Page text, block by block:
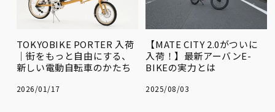
TOKYOBIKE PORTER 入荷
｜街をもっと自由にする、
新しい電動自転車のかたち
2026/01/17
【MATE CITY 2.0がついに
入荷！】最新アーバンE-
BIKEの実力とは
2025/08/03